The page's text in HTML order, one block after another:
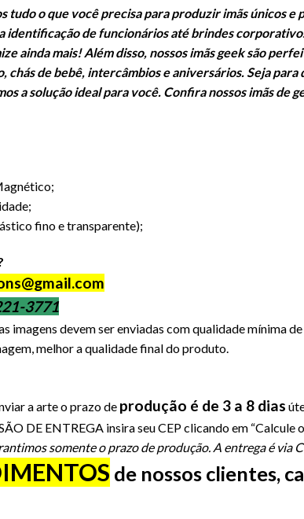
tudo o que você precisa para produzir imãs únicos
identificação de funcionários até brindes
ainda mais! Além disso, nossos imãs geek são
chás de bebê, intercâmbios e aniversários. Seja
a solução ideal para você. Confira nossos imãs
fino e transparente);
3771
imagens devem ser enviadas com qualidade mínima
melhor a qualidade final do produto.
a arte o prazo de produção é de 3 a 8 dias
DE ENTREGA insira seu CEP clicando em
somente o prazo de produção. A entrega é via
de nossos clientes,